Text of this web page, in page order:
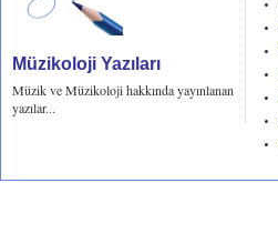
Müzikoloji Yazıları
Müzik ve Müzikoloji hakkında yayınlanan
yazılar...